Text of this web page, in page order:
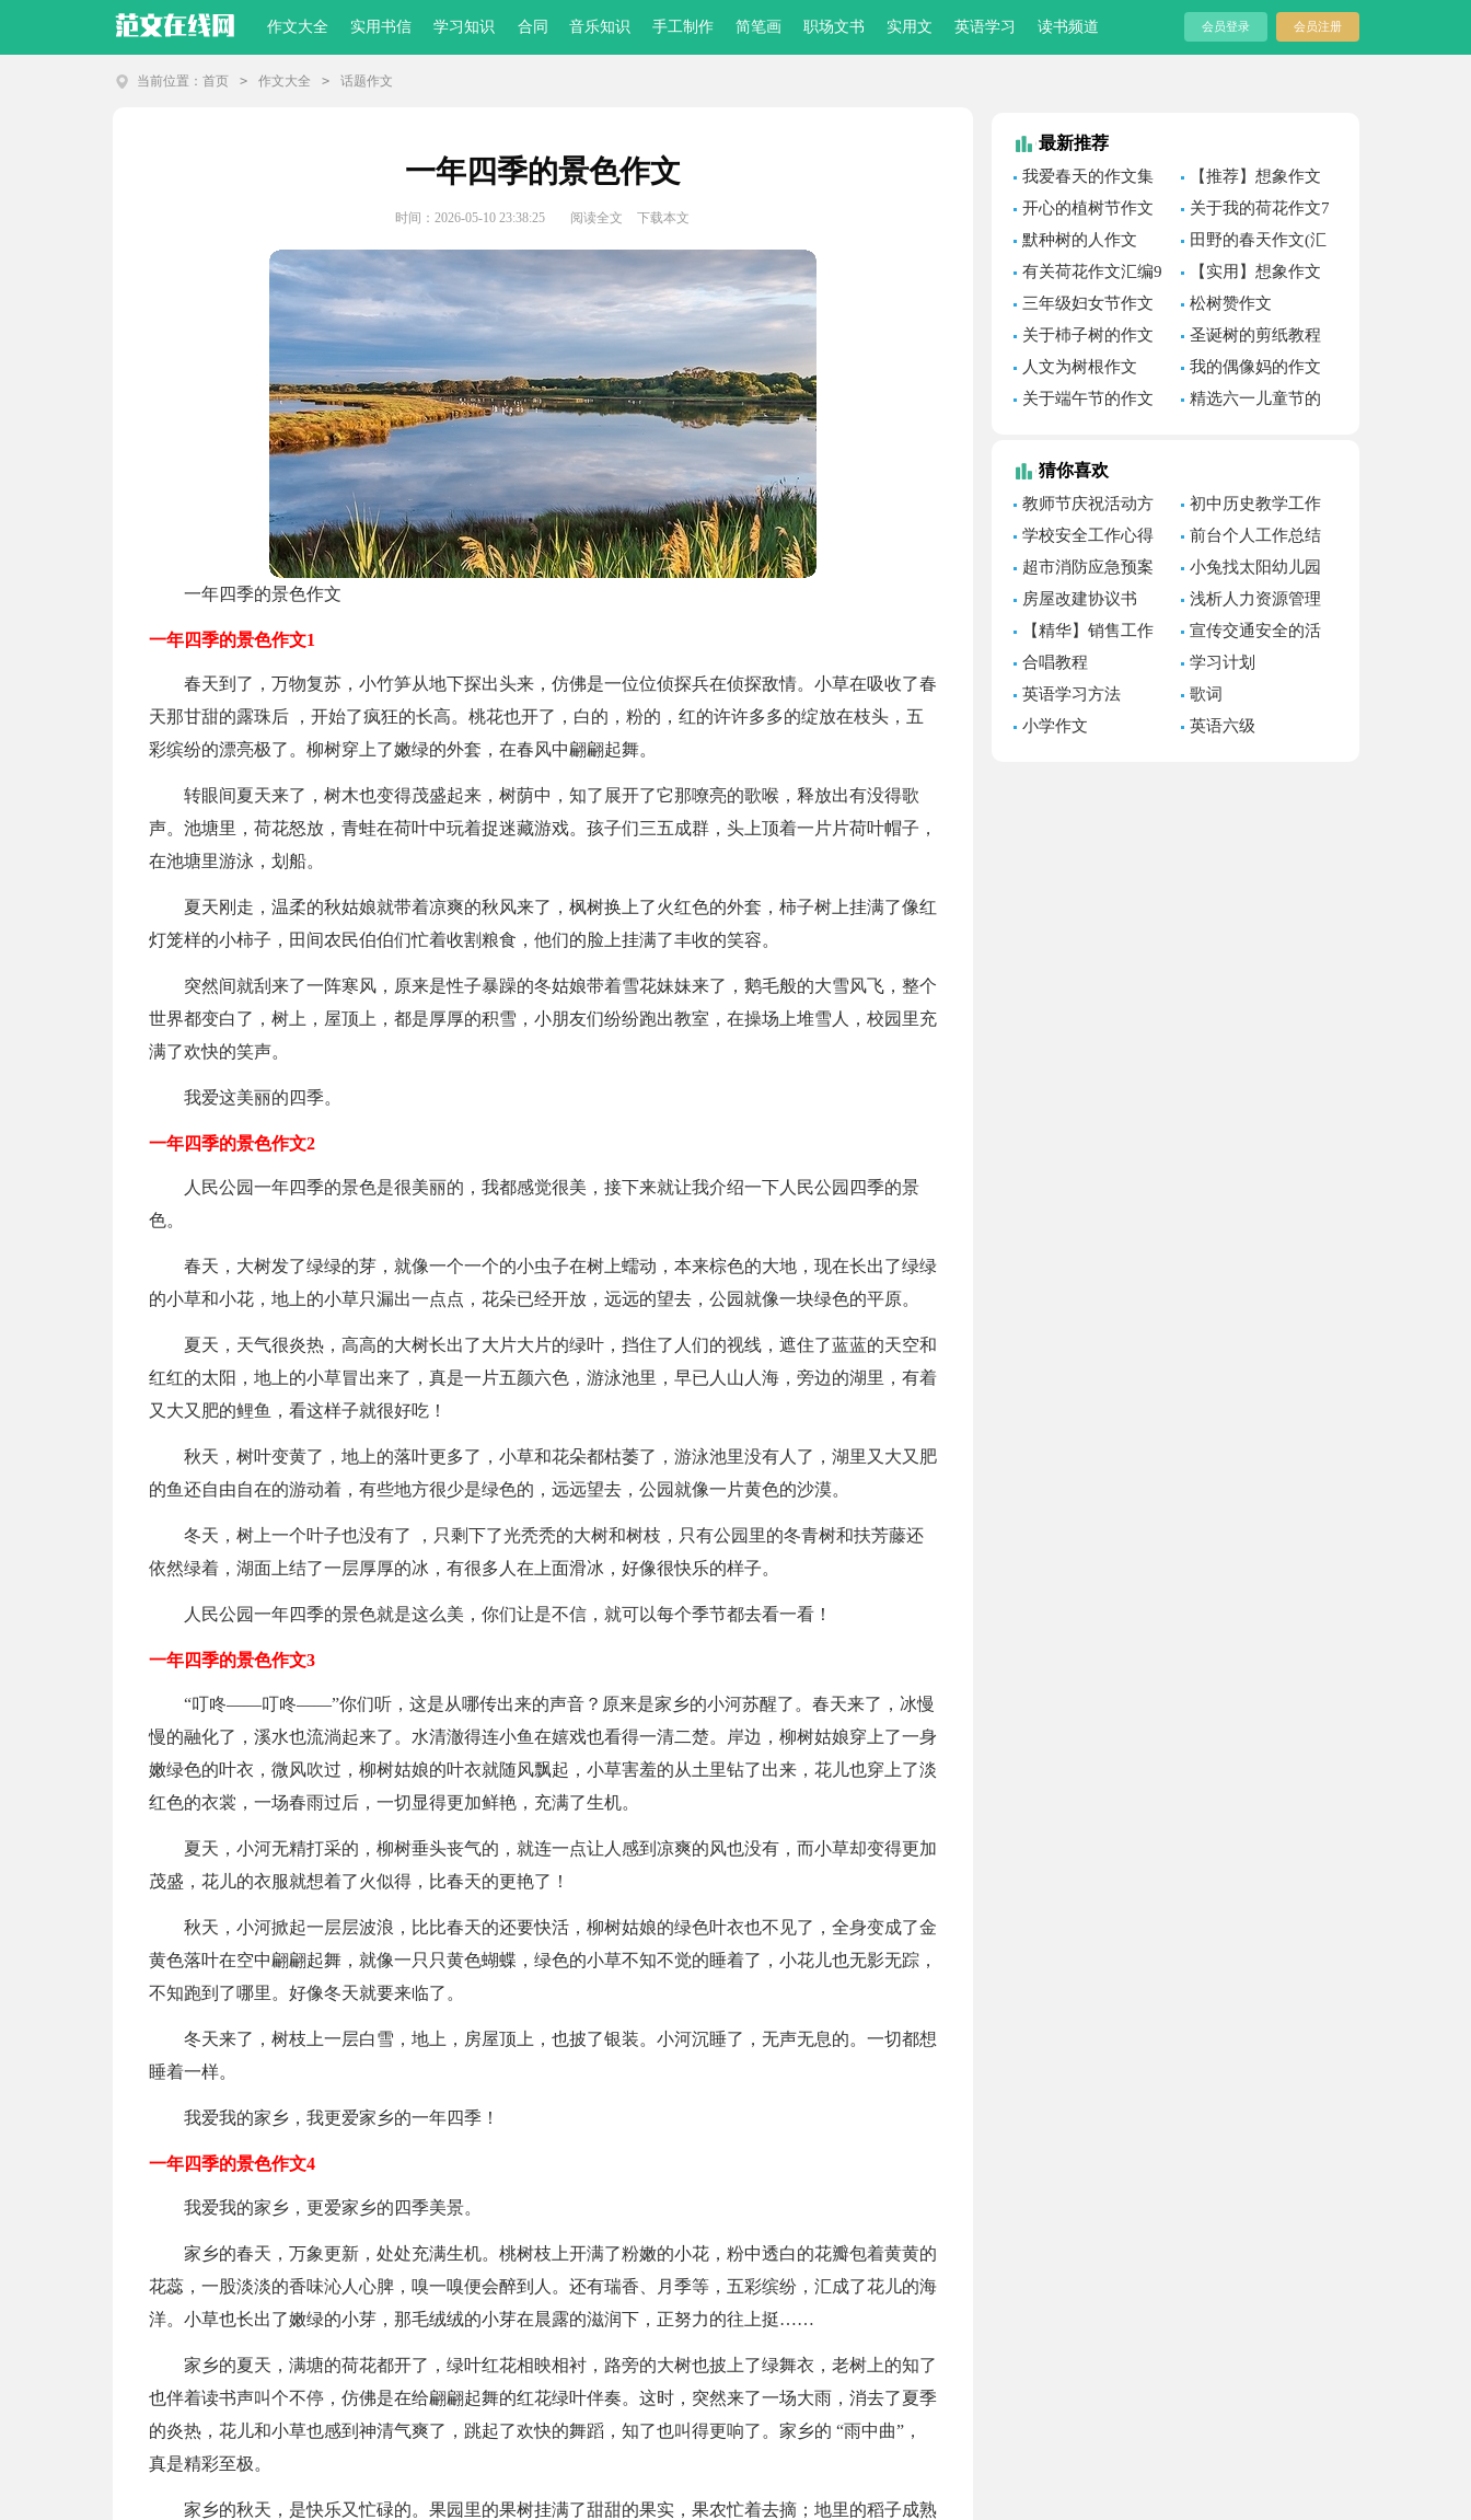
作文大全 实用书信 学习知识 合同 音乐知识 手工制作 简笔画 职场文书 实用文 英语学习 读书频道 会员登录 会员注册
当前位置： 首页 > 作文大全 > 话题作文
一年四季的景色作文
时间：2026-05-10 23:38:25 阅读全文 下载本文
一年四季的景色作文
一年四季的景色作文1
春天到了，万物复苏，小竹笋从地下探出头来，仿佛是一位位侦探兵在侦探敌情。小草在吸收了春
天那甘甜的露珠后 ，开始了疯狂的长高。桃花也开了，白的，粉的，红的许许多多的绽放在枝头，五
彩缤纷的漂亮极了。柳树穿上了嫩绿的外套，在春风中翩翩起舞。
转眼间夏天来了，树木也变得茂盛起来，树荫中，知了展开了它那嘹亮的歌喉，释放出有没得歌
声。池塘里，荷花怒放，青蛙在荷叶中玩着捉迷藏游戏。孩子们三五成群，头上顶着一片片荷叶帽子，
在池塘里游泳，划船。
夏天刚走，温柔的秋姑娘就带着凉爽的秋风来了，枫树换上了火红色的外套，柿子树上挂满了像红
灯笼样的小柿子，田间农民伯伯们忙着收割粮食，他们的脸上挂满了丰收的笑容。
突然间就刮来了一阵寒风，原来是性子暴躁的冬姑娘带着雪花妹妹来了，鹅毛般的大雪风飞，整个
世界都变白了，树上，屋顶上，都是厚厚的积雪，小朋友们纷纷跑出教室，在操场上堆雪人，校园里充
满了欢快的笑声。
我爱这美丽的四季。
一年四季的景色作文2
人民公园一年四季的景色是很美丽的，我都感觉很美，接下来就让我介绍一下人民公园四季的景
色。
春天，大树发了绿绿的芽，就像一个一个的小虫子在树上蠕动，本来棕色的大地，现在长出了绿绿
的小草和小花，地上的小草只漏出一点点，花朵已经开放，远远的望去，公园就像一块绿色的平原。
夏天，天气很炎热，高高的大树长出了大片大片的绿叶，挡住了人们的视线，遮住了蓝蓝的天空和
红红的太阳，地上的小草冒出来了，真是一片五颜六色，游泳池里，早已人山人海，旁边的湖里，有着
又大又肥的鲤鱼，看这样子就很好吃！
秋天，树叶变黄了，地上的落叶更多了，小草和花朵都枯萎了，游泳池里没有人了，湖里又大又肥
的鱼还自由自在的游动着，有些地方很少是绿色的，远远望去，公园就像一片黄色的沙漠。
冬天，树上一个叶子也没有了 ，只剩下了光秃秃的大树和树枝，只有公园里的冬青树和扶芳藤还
依然绿着，湖面上结了一层厚厚的冰，有很多人在上面滑冰，好像很快乐的样子。
人民公园一年四季的景色就是这么美，你们让是不信，就可以每个季节都去看一看！
一年四季的景色作文3
“叮咚——叮咚——”你们听，这是从哪传出来的声音？原来是家乡的小河苏醒了。春天来了，冰慢
慢的融化了，溪水也流淌起来了。水清澈得连小鱼在嬉戏也看得一清二楚。岸边，柳树姑娘穿上了一身
嫩绿色的叶衣，微风吹过，柳树姑娘的叶衣就随风飘起，小草害羞的从土里钻了出来，花儿也穿上了淡
红色的衣裳，一场春雨过后，一切显得更加鲜艳，充满了生机。
夏天，小河无精打采的，柳树垂头丧气的，就连一点让人感到凉爽的风也没有，而小草却变得更加
茂盛，花儿的衣服就想着了火似得，比春天的更艳了！
秋天，小河掀起一层层波浪，比比春天的还要快活，柳树姑娘的绿色叶衣也不见了，全身变成了金
黄色落叶在空中翩翩起舞，就像一只只黄色蝴蝶，绿色的小草不知不觉的睡着了，小花儿也无影无踪，
不知跑到了哪里。好像冬天就要来临了。
冬天来了，树枝上一层白雪，地上，房屋顶上，也披了银装。小河沉睡了，无声无息的。一切都想
睡着一样。
我爱我的家乡，我更爱家乡的一年四季！
一年四季的景色作文4
我爱我的家乡，更爱家乡的四季美景。
家乡的春天，万象更新，处处充满生机。桃树枝上开满了粉嫩的小花，粉中透白的花瓣包着黄黄的
花蕊，一股淡淡的香味沁人心脾，嗅一嗅便会醉到人。还有瑞香、月季等，五彩缤纷，汇成了花儿的海
洋。小草也长出了嫩绿的小芽，那毛绒绒的小芽在晨露的滋润下，正努力的往上挺……
家乡的夏天，满塘的荷花都开了，绿叶红花相映相衬，路旁的大树也披上了绿舞衣，老树上的知了
也伴着读书声叫个不停，仿佛是在给翩翩起舞的红花绿叶伴奏。这时，突然来了一场大雨，消去了夏季
的炎热，花儿和小草也感到神清气爽了，跳起了欢快的舞蹈，知了也叫得更响了。家乡的 “雨中曲”，
真是精彩至极。
家乡的秋天，是快乐又忙碌的。果园里的果树挂满了甜甜的果实，果农忙着去摘；地里的稻子成熟
最新推荐
我爱春天的作文集
锦15篇
【推荐】想象作文
汇总5篇
开心的植树节作文
（精选31篇）
关于我的荷花作文7
篇
默种树的人作文
田野的春天作文(汇
编15篇)
有关荷花作文汇编9
篇
【实用】想象作文
600字三篇
三年级妇女节作文
300字（通用80篇）
松树赞作文
关于杮子树的作文
圣诞树的剪纸教程
人文为树根作文
我的偶像妈的作文
400字汇编六篇
关于端午节的作文
精选六一儿童节的
猜你喜欢
教师节庆祝活动方
案15篇
初中历史教学工作
总结
学校安全工作心得
体会
前台个人工作总结
15篇
超市消防应急预案
小兔找太阳幼儿园
小班语言教案
房屋改建协议书
浅析人力资源管理
案例教学设计论文
【精华】销售工作
计划合集10篇
宣传交通安全的活
动总结（精选21篇）
合唱教程
学习计划
英语学习方法
歌词
小学作文
英语六级